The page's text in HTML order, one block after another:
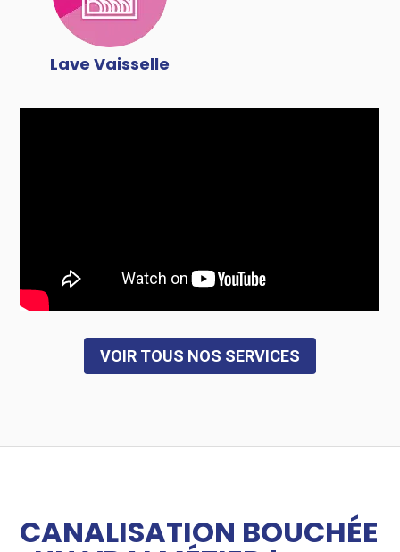
Lave Vaisselle
VOIR TOUS NOS SERVICES
CANALISATION BOUCHÉE